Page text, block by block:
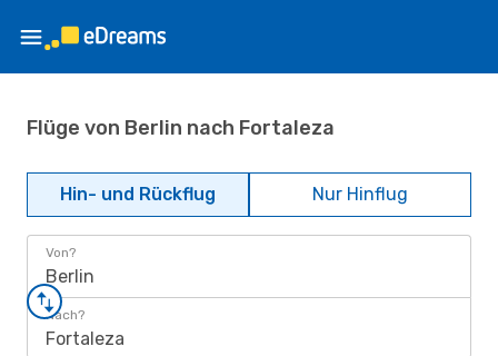
Flüge von Berlin nach Fortaleza
Hin- und Rückflug Nur Hinflug
Von?
Berlin
Nach?
Fortaleza